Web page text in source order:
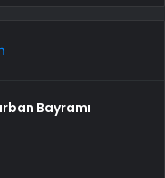
Bayramı